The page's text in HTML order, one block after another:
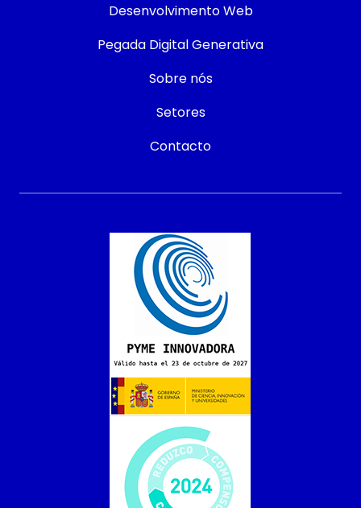
Desenvolvimento Web
Pegada Digital Generativa
Sobre nós
Setores
Contacto